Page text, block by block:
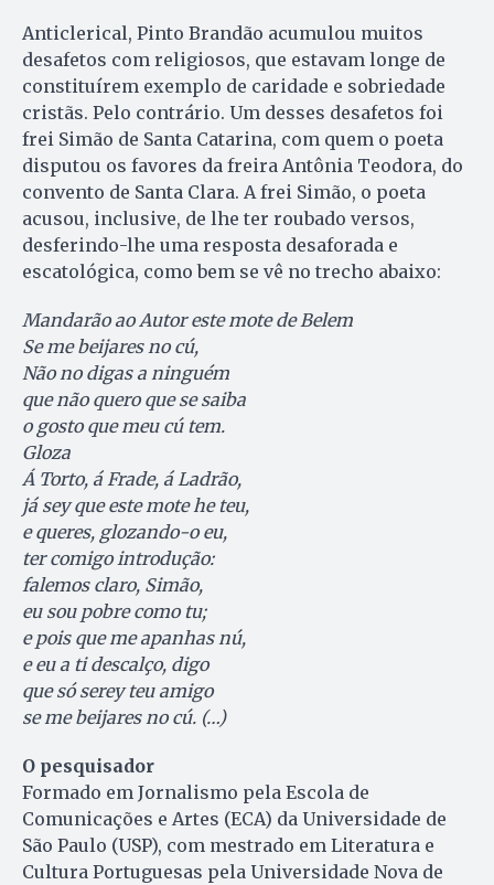
Anticlerical, Pinto Brandão acumulou muitos
desafetos com religiosos, que estavam longe de
constituírem exemplo de caridade e sobriedade
cristãs. Pelo contrário. Um desses desafetos foi
frei Simão de Santa Catarina, com quem o poeta
disputou os favores da freira Antônia Teodora, do
convento de Santa Clara. A frei Simão, o poeta
acusou, inclusive, de lhe ter roubado versos,
desferindo-lhe uma resposta desaforada e
escatológica, como bem se vê no trecho abaixo:
Mandarão ao Autor este mote de Belem
Se me beijares no cú,
Não no digas a ninguém
que não quero que se saiba
o gosto que meu cú tem.
Gloza
Á Torto, á Frade, á Ladrão,
já sey que este mote he teu,
e queres, glozando-o eu,
ter comigo introdução:
falemos claro, Simão,
eu sou pobre como tu;
e pois que me apanhas nú,
e eu a ti descalço, digo
que só serey teu amigo
se me beijares no cú. (…)
O pesquisador
Formado em Jornalismo pela Escola de
Comunicações e Artes (ECA) da Universidade de
São Paulo (USP), com mestrado em Literatura e
Cultura Portuguesas pela Universidade Nova de